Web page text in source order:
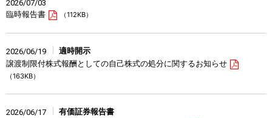
2026/07/03
臨時報告書 （112KB）
2026/06/19
適時開示
譲渡制限付株式報酬としての自己株式の処分に関するお知らせ
（163KB）
2026/06/17
有価証券報告書